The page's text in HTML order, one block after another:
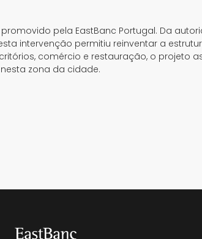
pela EastBanc Portugal. Da
intervenção permitiu reinventar a
comércio e restauração, o projeto
zona da cidade.